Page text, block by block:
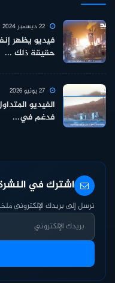
فيديو يظهر
حقيقة ذلك ...
الفيديو
فدغم في...
اشترك في النشرة
نرسل إلى بريدك الإلكتروني